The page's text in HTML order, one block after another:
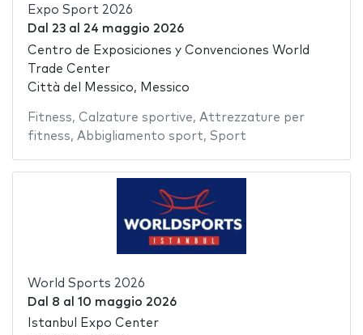
Expo Sport 2026
Dal 23al 24 maggio 2026
Centro de Exposiciones y Convenciones World
Trade Center
Città del Messico, Messico
Fitness, Calzature sportive, Attrezzature per
fitness, Abbigliamento sport, Sport
World Sports 2026
Dal 8 al 10 maggio 2026
Istanbul Expo Center